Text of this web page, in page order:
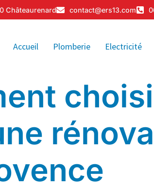
Châteaurenard contact@ers13.com
Accueil Plomberie Electricité